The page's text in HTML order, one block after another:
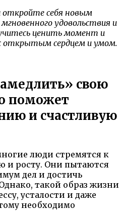
откройте себя новым
удовольствия и
ценить момент и
открытым сердцем и умом.
свою
поможет
и счастливую
люди стремятся к
и росту. Они пытаются
дел и достичь
такой образ жизни
усталости и даже
необходимо